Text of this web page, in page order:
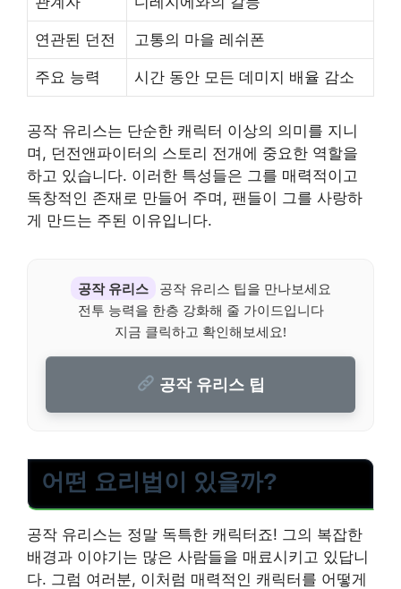
연관된 던전 고통의 마을 레쉬폰
주요 능력 시간 동안 모든 데미지 배율 감소
공작 유리스는 단순한 캐릭터 이상의 의미를 지니
며, 던전앤파이터의 스토리 전개에 중요한 역할을
하고 있습니다. 이러한 특성들은 그를 매력적이고
독창적인 존재로 만들어 주며, 팬들이 그를 사랑하
게 만드는 주된 이유입니다.
공작 유리스
공작 유리스 팁을 만나보세요
전투 능력을 한층 강화해 줄 가이드입니다
지금 클릭하고 확인해보세요!
공작 유리스 팁
어떤 요리법이 있을까?
공작 유리스는 정말 독특한 캐릭터죠! 그의 복잡한
배경과 이야기는 많은 사람들을 매료시키고 있답니
다. 그럼 여러분, 이처럼 매력적인 캐릭터를 어떻게